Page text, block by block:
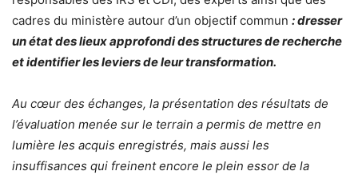
cadres du ministère autour d’un objectif commun : dresser
un état des lieux approfondi des structures de recherche
et identifier les leviers de leur transformation.
Au cœur des échanges, la présentation des résultats de
l’évaluation menée sur le terrain a permis de mettre en
lumière les acquis enregistrés, mais aussi les
insuffisances qui freinent encore le plein essor de la